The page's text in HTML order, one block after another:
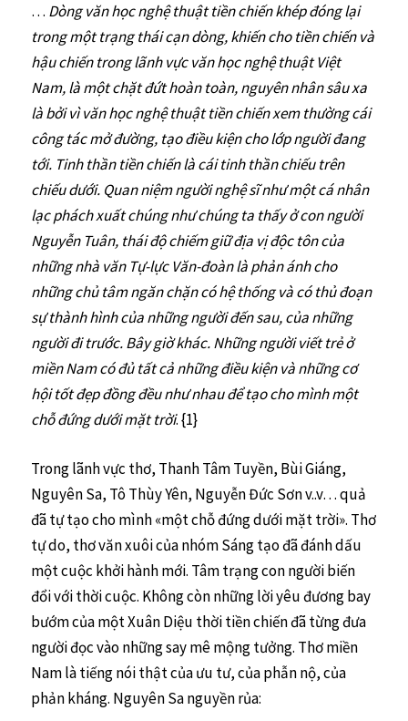
… Dòng văn học nghệ thuật tiền chiến khép đóng lại
trong một trạng thái cạn dòng, khiến cho tiền chiến và
hậu chiến trong lãnh vực văn học nghệ thuật Việt
Nam, là một chặt đứt hoàn toàn, nguyên nhân sâu xa
là bởi vì văn học nghệ thuật tiền chiến xem thường cái
công tác mở đường, tạo điều kiện cho lớp người đang
tới. Tinh thần tiền chiến là cái tinh thần chiếu trên
chiếu dưới. Quan niệm người nghệ sĩ như một cá nhân
lạc phách xuất chúng như chúng ta thấy ở con người
Nguyễn Tuân, thái độ chiếm giữ địa vị độc tôn của
những nhà văn Tự-lực Văn-đoàn là phản ánh cho
những chủ tâm ngăn chặn có hệ thống và có thủ đoạn
sự thành hình của những người đến sau, của những
người đi trước. Bây giờ khác. Những người viết trẻ ở
miền Nam có đủ tất cả những điều kiện và những cơ
hội tốt đẹp đồng đều như nhau để tạo cho mình một
chỗ đứng dưới mặt trời. {1}
Trong lãnh vực thơ, Thanh Tâm Tuyền, Bùi Giáng,
Nguyên Sa, Tô Thùy Yên, Nguyễn Đức Sơn v..v… quả
đã tự tạo cho mình «một chỗ đứng dưới mặt trời». Thơ
tự do, thơ văn xuôi của nhóm Sáng tạo đã đánh dấu
một cuộc khởi hành mới. Tâm trạng con người biến
đổi với thời cuộc. Không còn những lời yêu đương bay
bướm của một Xuân Diệu thời tiền chiến đã từng đưa
người đọc vào những say mê mộng tưởng. Thơ miền
Nam là tiếng nói thật của ưu tư, của phẫn nộ, của
phản kháng. Nguyên Sa nguyền rủa: